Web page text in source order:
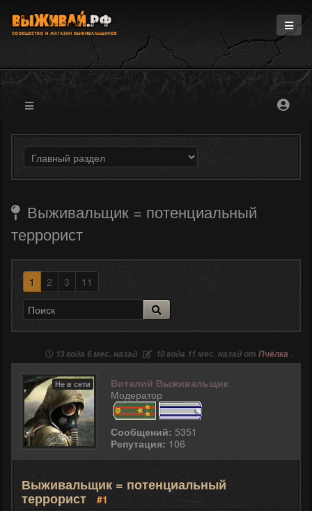
Информация
Магазин
Форум
Выживальщик = потенциальный
террорист
1 2 3 11
13 года 6 мес. назад 10 года 11 мес. назад от Пчёлка .
Не в сети
Виталий Выживальщик
Модератор
Сообщений: 5351
Репутация: 106
Выживальщик = потенциальный
террорист #1